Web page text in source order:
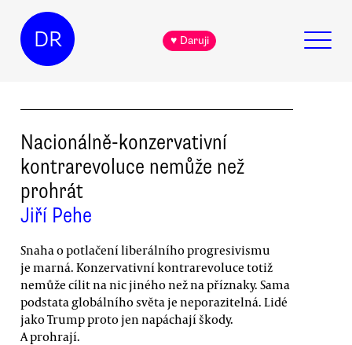
DR ♥ Daruji
Nacionálně-konzervativní
kontrarevoluce nemůže než
prohrát
Jiří Pehe
Snaha o potlačení liberálního progresivismu
je marná. Konzervativní kontrarevoluce totiž
nemůže cílit na nic jiného než na příznaky. Sama
podstata globálního světa je neporazitelná. Lidé
jako Trump proto jen napáchají škody.
A prohrají.